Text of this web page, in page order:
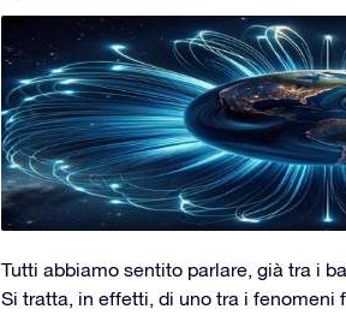
Tutti abbiamo sentito parlare, già tra i
Si tratta, in effetti, di uno tra i